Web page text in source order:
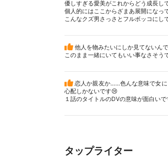
優しすぎる愛美がこれからどう成長し
個人的にはここからざまあ展開になっ
こんなクズ男さっさとフルボッコにし
他人を物みたいにしか見てない
このまま一緒にいてもいい事なさそう
恋人か親友か……色んな意味で女に
心配しかないです😢
１話のタイトルのDVの意味が面白いで
タップライター